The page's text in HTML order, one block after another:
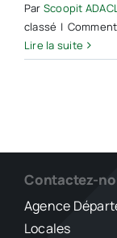
Par Scoopit
classé |
Lire la suite
Contactez-
Agence
Locales